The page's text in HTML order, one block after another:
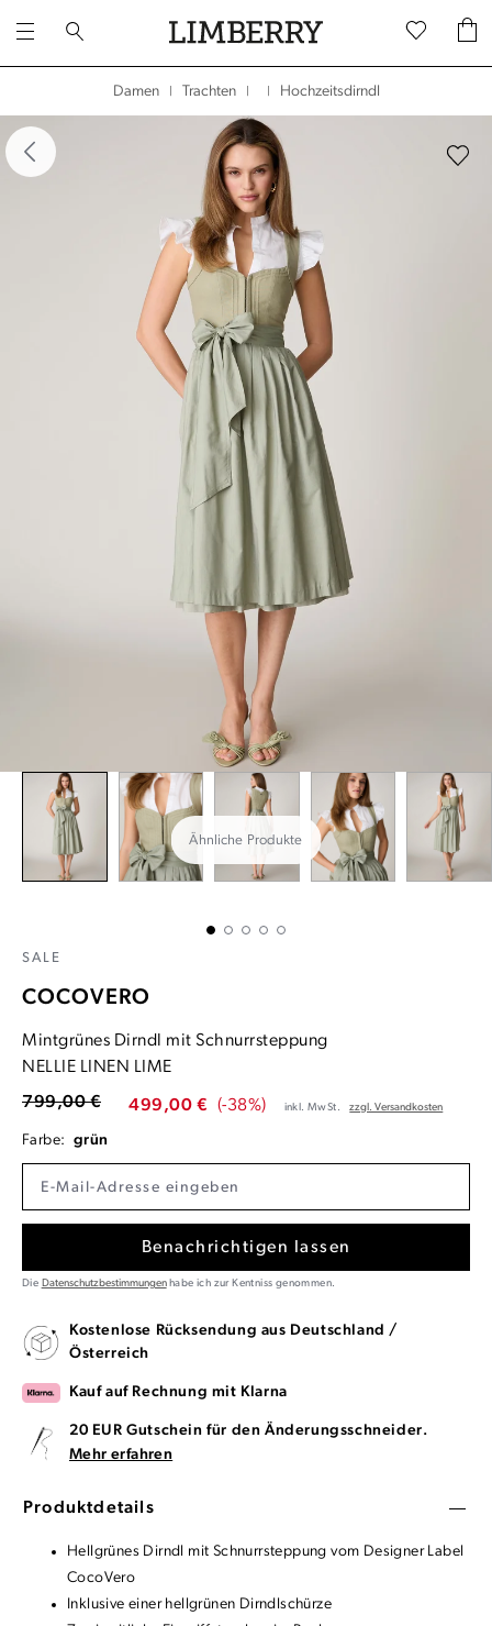
Damen Trachten Hochzeitsdirndl
überspringen
Ähnliche Produkte
SALE
COCOVERO
Mintgrünes Dirndl mit Schnurrsteppung
NELLIE LINEN LIME
499,00 € (-38%)
799,00 € inkl. MwSt. zzgl. Versandkosten
Farbe: grün
Benachrichtigen lassen
Die Datenschutzbestimmungenhabe ich zur Kentniss genommen.
Kostenlose Rücksendung aus Deutschland /
Österreich
Kauf auf Rechnung mit Klarna
20 EUR Gutschein für den Änderungsschneider.
Mehr erfahren
Produktdetails
Hellgrünes Dirndl mit Schnurrsteppung vom Designer Label
CocoVero
Inklusive einer hellgrünen Dirndlschürze